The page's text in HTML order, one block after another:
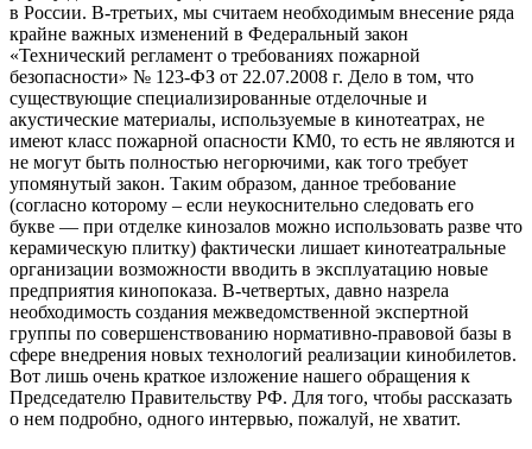
в России. В-третьих, мы считаем необходимым внесение ряда
крайне важных изменений в Федеральный закон
«Технический регламент о требованиях пожарной
безопасности» № 123-ФЗ от 22.07.2008 г. Дело в том, что
существующие специализированные отделочные и
акустические материалы, используемые в кинотеатрах, не
имеют класс пожарной опасности КМ0, то есть не являются и
не могут быть полностью негорючими, как того требует
упомянутый закон. Таким образом, данное требование
(согласно которому – если неукоснительно следовать его
букве — при отделке кинозалов можно использовать разве что
керамическую плитку) фактически лишает кинотеатральные
организации возможности вводить в эксплуатацию новые
предприятия кинопоказа. В-четвертых, давно назрела
необходимость создания межведомственной экспертной
группы по совершенствованию нормативно-правовой базы в
сфере внедрения новых технологий реализации кинобилетов.
Вот лишь очень краткое изложение нашего обращения к
Председателю Правительству РФ. Для того, чтобы рассказать
о нем подробно, одного интервью, пожалуй, не хватит.